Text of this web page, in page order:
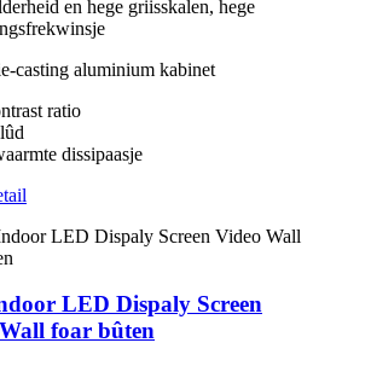
en hege griisskalen, hege
casting aluminium kabinet
ratio
dissipaasje
LED Dispaly Screen
foar bûten